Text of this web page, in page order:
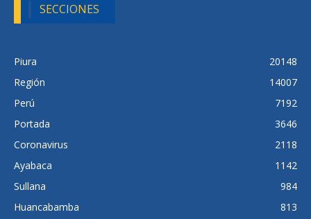
SECCIONES
Piura
20148
Región
14007
Perú
7192
Portada
3646
Coronavirus
2118
Ayabaca
1142
Sullana
984
Huancabamba
813